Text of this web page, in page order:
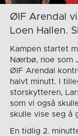
ØIF Arendal
Loen Hallen.
Kampen startet
Nærbø, noe som
ØIF Arendal
halvt minutt. I
storskytteren,
som vi også
skulle vise seg å
En tidlig 2.